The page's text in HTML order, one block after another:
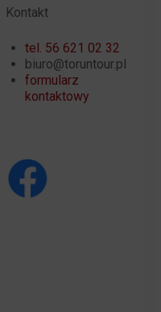
Kontakt
tel. 56 621 02 32
biuro@toruntour.pl
formularz
kontaktowy